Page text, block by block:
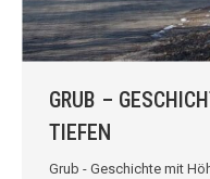
GRUB –
TIEFEN
Grub - Geschichte mit